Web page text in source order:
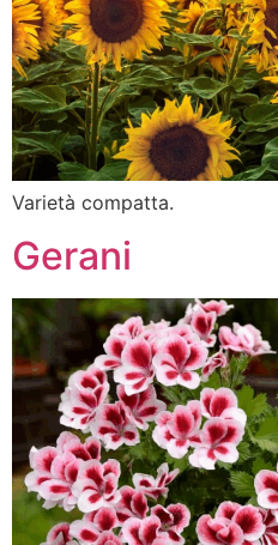
Varietà compatta.
Gerani